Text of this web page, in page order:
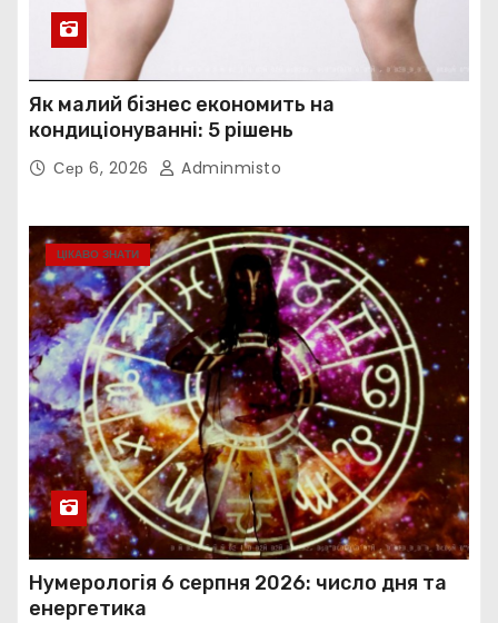
Як малий бізнес економить на
кондиціонуванні: 5 рішень
Сер 6, 2026 Adminmisto
ЦІКАВО ЗНАТИ
Нумерологія 6 серпня 2026: число дня та
енергетика